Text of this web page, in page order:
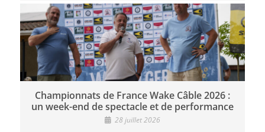
Championnats de France Wake Câble 2026 :
un week-end de spectacle et de performance
28 juillet 2026